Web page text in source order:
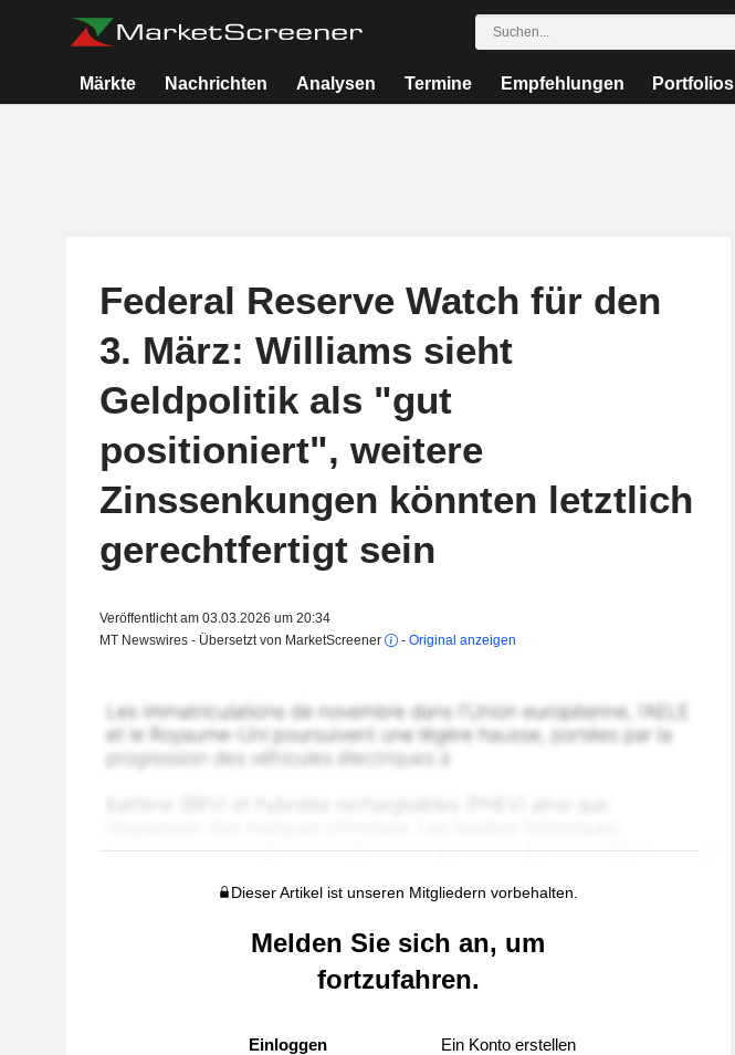
Märkte Nachrichten Analysen Termine Empfehlungen Portfolios
Federal Reserve Watch für den
3. März: Williams sieht
Geldpolitik als "gut
positioniert", weitere
Zinssenkungen könnten letztlich
gerechtfertigt sein
Veröffentlicht am 03.03.2026 um 20:34
MT Newswires - Übersetzt von MarketScreener
- Original anzeigen
Dieser Artikel ist unseren Mitgliedern vorbehalten.
Melden Sie sich an, um
fortzufahren.
Einloggen Ein Konto erstellen